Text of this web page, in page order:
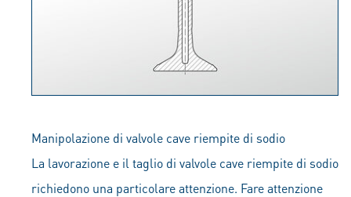
Manipolazione di valvole cave riempite di sodio
La lavorazione e il taglio di valvole cave riempite di sodio
richiedono una particolare attenzione. Fare attenzione